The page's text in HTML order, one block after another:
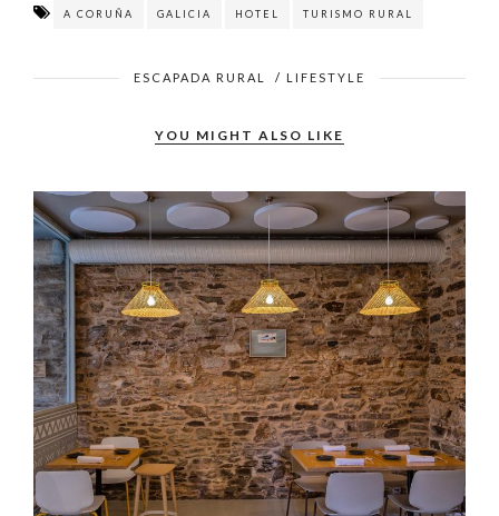
A CORUÑA GALICIA HOTEL TURISMO RURAL
ESCAPADA RURAL / LIFESTYLE
YOU MIGHT ALSO LIKE